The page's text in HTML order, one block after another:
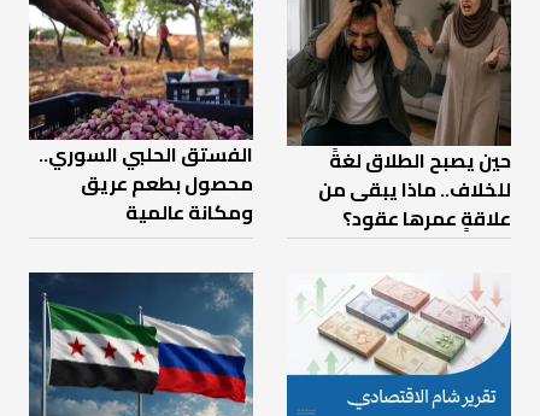
حين يصبح الطلاق لغةً
للخلاف.. ماذا يبقى من
علاقةٍ عمرها عقود؟
الفستق الحلبي السوري..
محصول بطعم عريق
ومكانة عالمية